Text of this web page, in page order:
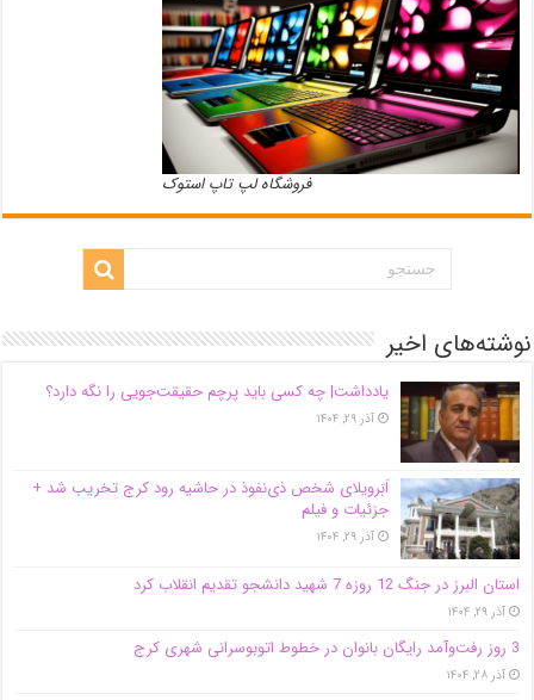
فروشگاه لپ تاپ استوک
نوشته‌های اخیر
یادداشت| ‌چه کسی باید پرچم حقیقت‌جویی را نگه دارد؟
آذر ۲۹, ۱۴۰۴
اَبَر‌ویلای شخص ذی‌نفوذ در حاشیه‌ رود کرج تخریب شد +
جزئیات و فیلم
آذر ۲۹, ۱۴۰۴
استان البرز در جنگ 12 روزه 7 شهید دانشجو تقدیم انقلاب کرد
آذر ۲۹, ۱۴۰۴
3 روز رفت‌وآمد رایگان بانوان در خطوط اتوبوسرانی شهری کرج
آذر ۲۸, ۱۴۰۴